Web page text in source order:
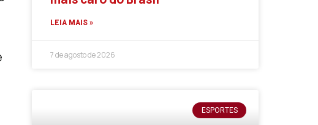
LEIA MAIS »
7 de agosto de 2026
ESPORTES